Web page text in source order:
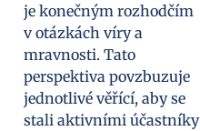
je konečným rozhodčím
v otázkách víry a
mravnosti. Tato
perspektiva povzbuzuje
jednotlivé věřící, aby se
stali aktivními účastníky